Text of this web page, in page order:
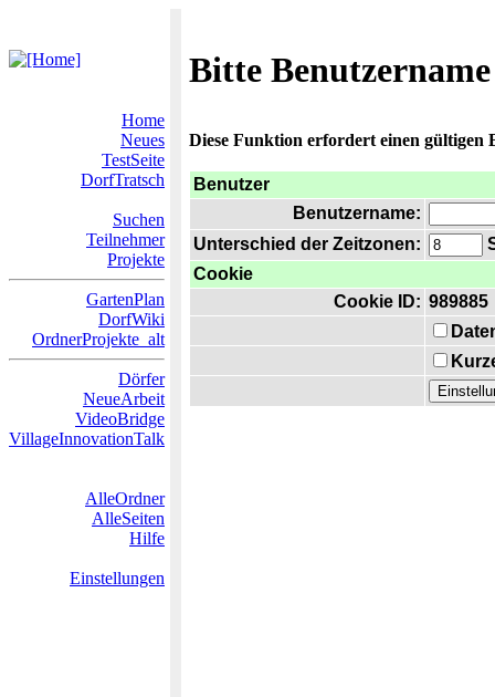
Bitte
Home
Neues
TestSeite
DorfTratsch
Suchen
Teilnehmer
Projekte
GartenPlan
DorfWiki
OrdnerProjekte_alt
Dörfer
NeueArbeit
VideoBridge
VillageInnovationTalk
AlleOrdner
AlleSeiten
Hilfe
Einstellungen
Diese Funktion erfordert einen gültigen
Benutzer
Benutzername:
Unterschied der Zeitzonen:
Cookie
Cookie ID: 989885